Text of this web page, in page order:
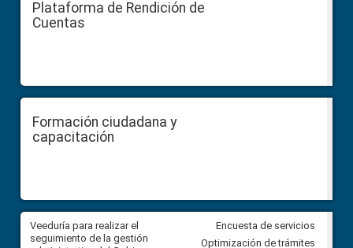
Plataforma de Rendición de
Cuentas
Formación ciudadana y
capacitación
Veeduría para realizar el
seguimiento de la gestión
Veeduría para vigilar los
derivados de la Audiencia
Encuesta de servicios
Optimización de trámites